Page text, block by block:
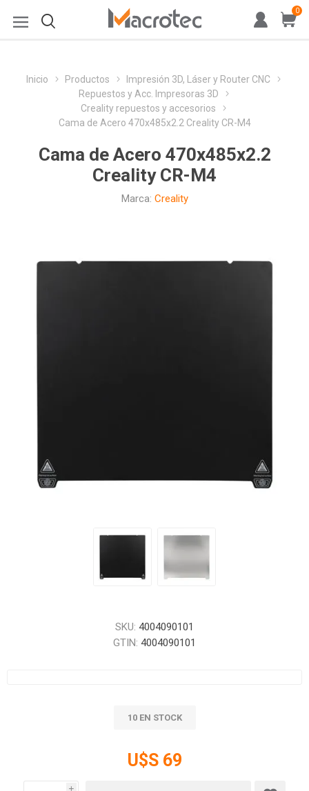
0
Inicio Productos
Impresión 3D, Láser y Router CNC
Repuestos y Acc. Impresoras 3D
Creality repuestos y accesorios
Cama de Acero 470x485x2.2 Creality CR-M4
Cama de Acero 470x485x2.2
Creality CR-M4
Marca: Creality
SKU: 4004090101
GTIN: 4004090101
10 EN STOCK
U$S 69
i